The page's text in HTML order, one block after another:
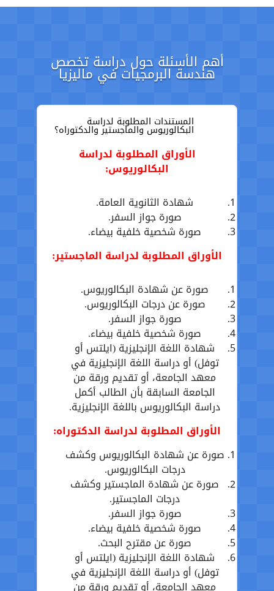
أهم الأسئلة حول دراسة تخصص
هندسة البرمجيات في ماليزيا
المستندات المطلوبة لدراسة
البكالوريوس والماجستير والدكتوراه؟
الأوراق المطلوبة لدراسة
البكالوريوس:
شهادة الثانوية العامة.
صورة جواز السفر.
صورة شخصية خلفية بيضاء.
الأوراق المطلوبة لدراسة الماجستير:
صورة عن شهادة البكالوريوس.
صورة عن درجات البكالوريوس.
صورة جواز السفر.
صورة شخصية خلفية بيضاء.
شهادة اللغة الإنجليزية (ايلتس أو
توفل) أو دراسة اللغة الإنجليزية في
معهد الجامعة، أو تقديم ورقة من
الجامعة السابقة بأن الطالب أكمل
دراسة البكالوريوس باللغة الإنجليزية.
الأوراق المطلوبة لدراسة الدكتوراه:
صورة عن شهادة البكالوريوس وكشف
درجات البكالوريوس.
صورة عن شهادة الماجستير وكشف
درجات الماجستير.
صورة جواز السفر.
صورة شخصية خلفية بيضاء.
صورة عن مقترح البحث.
شهادة اللغة الإنجليزية (ايلتس أو
توفل) أو دراسة اللغة الإنجليزية في